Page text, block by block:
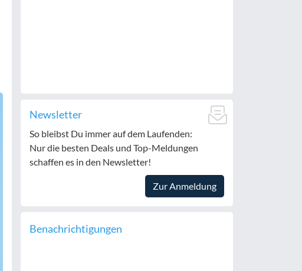
Newsletter
So bleibst Du immer auf dem Laufenden:
Nur die besten Deals und Top-Meldungen
schaffen es in den Newsletter!
Zur Anmeldung
Benachrichtigungen